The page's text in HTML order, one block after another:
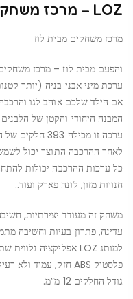
LOZ – מרכז משחקים
מרכז משחקים מבית לוז
והפעם מבית לוז – מרכז
ערכת מיני אבני בניה (יותר
אם הילד שלכם אוהב לגו
המבנה היחודי והקטן של
ערכה זו מכילה 393 חלקים של הנאה צרופה.
לאחר ההרכבה התוצר יכול
כל ערכות ההרכבה יכולות
חנויות מזון, לונה פארק ועוד..
משחק זה מעודד יצירתיות,
עדינה, פתרון בעיות וחשיבה
למותג LOZ אפליקציה נלווית שתוכלו להוריד כדי להעשיר את החוויה.
פלסטיק ABS חזק, עמיד ולא רעיל.
גודל החלקים 12 מ”מ.